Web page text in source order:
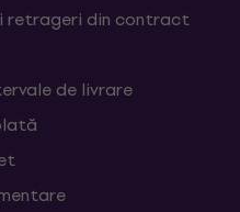
retrageri din contract
de livrare